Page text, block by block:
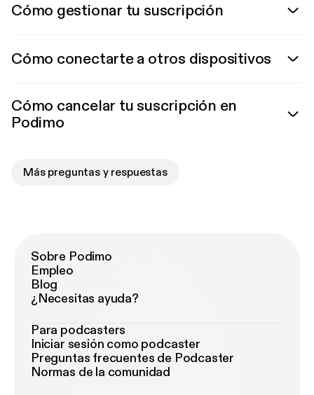
Cómo gestionar tu suscripción
Cómo conectarte a otros dispositivos
Cómo cancelar tu suscripción en
Podimo
Más preguntas y respuestas
Sobre Podimo
Empleo
Blog
¿Necesitas ayuda?
Para podcasters
Iniciar sesión como podcaster
Preguntas frecuentes de Podcaster
Normas de la comunidad